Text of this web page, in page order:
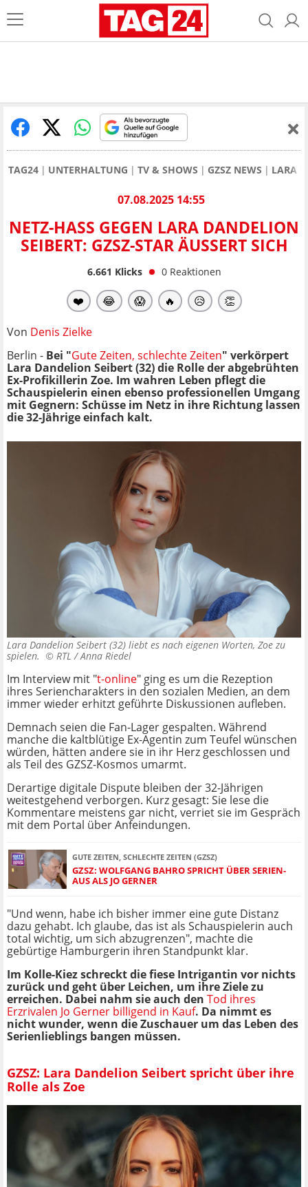
TAG24 UNTERHALTUNG TV & SHOWS GZSZ NEWS LARA
07.08.2025 14:55
NETZ-HASS GEGEN LARA DANDELION
SEIBERT: GZSZ-STAR ÄUSSERT SICH
6.661 Klicks 0 Reaktionen
❤️ 😂 😱 🔥 😥 👏
Von Denis Zielke
Berlin - Bei "Gute Zeiten, schlechte Zeiten" verkörpert
Lara Dandelion Seibert (32) die Rolle der abgebrühten
Ex-Profikillerin Zoe. Im wahren Leben pflegt die
Schauspielerin einen ebenso professionellen Umgang
mit Gegnern: Schüsse im Netz in ihre Richtung lassen
die 32-Jährige einfach kalt.
Lara Dandelion Seibert (32) liebt es nach eigenen Worten, Zoe zu
spielen. © RTL / Anna Riedel
Im Interview mit "t-online" ging es um die Rezeption
ihres Seriencharakters in den sozialen Medien, an dem
immer wieder erhitzt geführte Diskussionen aufleben.
Demnach seien die Fan-Lager gespalten. Während
manche die kaltblütige Ex-Agentin zum Teufel wünschen
würden, hätten andere sie in ihr Herz geschlossen und
als Teil des GZSZ-Kosmos umarmt.
Derartige digitale Dispute bleiben der 32-Jährigen
weitestgehend verborgen. Kurz gesagt: Sie lese die
Kommentare meistens gar nicht, verriet sie im Gespräch
mit dem Portal über Anfeindungen.
GUTE ZEITEN, SCHLECHTE ZEITEN (GZSZ)
GZSZ: WOLFGANG BAHRO SPRICHT ÜBER SERIEN-
AUS ALS JO GERNER
"Und wenn, habe ich bisher immer eine gute Distanz
dazu gehabt. Ich glaube, das ist als Schauspielerin auch
total wichtig, um sich abzugrenzen", machte die
gebürtige Hamburgerin ihren Standpunkt klar.
Im Kolle-Kiez schreckt die fiese Intrigantin vor nichts
zurück und geht über Leichen, um ihre Ziele zu
erreichen. Dabei nahm sie auch den Tod ihres
Erzrivalen Jo Gerner billigend in Kauf. Da nimmt es
nicht wunder, wenn die Zuschauer um das Leben des
Serienlieblings bangen müssen.
GZSZ: Lara Dandelion Seibert spricht über ihre
Rolle als Zoe